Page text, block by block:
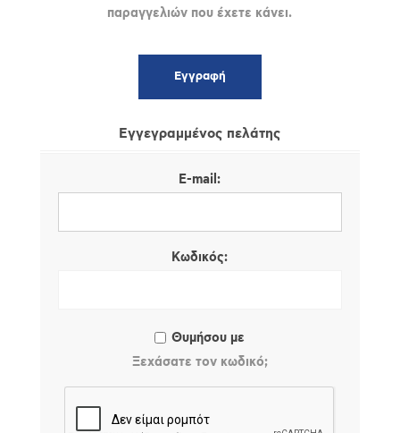
παραγγελιών που έχετε κάνει.
Εγγεγραμμένος πελάτης
E-mail:
Κωδικός:
Θυμήσου με
Ξεχάσατε τον κωδικό;